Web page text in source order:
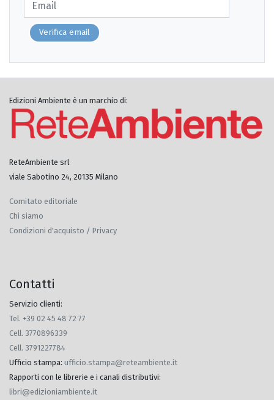
Verifica email
Edizioni Ambiente è un marchio di:
ReteAmbiente srl
viale Sabotino 24, 20135 Milano
Comitato editoriale
Chi siamo
Condizioni d'acquisto / Privacy
Contatti
Servizio clienti:
Tel. +39 02 45 48 72 77
Cell. 3770896339
Cell. 3791227784
Ufficio stampa: ufficio.stampa@reteambiente.it
Rapporti con le librerie e i canali distributivi:
libri@edizioniambiente.it